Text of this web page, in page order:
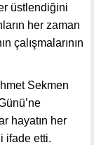
üstlendiğini
her zaman
çalışmalarının
Sekmen
hayatın her
ifade etti.